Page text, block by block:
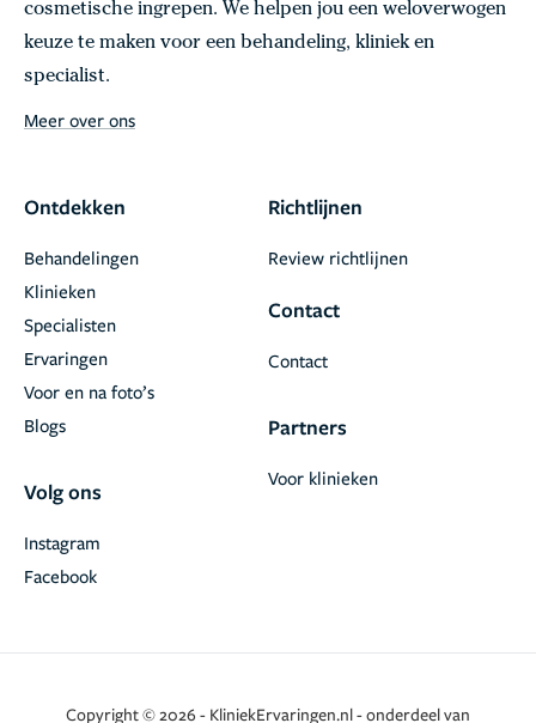
cosmetische ingrepen. We helpen jou een weloverwogen
keuze te maken voor een behandeling, kliniek en
specialist.
Meer over ons
Ontdekken
Behandelingen
Klinieken
Specialisten
Ervaringen
Voor en na foto’s
Blogs
Volg ons
Facebook
Instagram
Richtlijnen
Review richtlijnen
Contact
Contact
Partners
Voor klinieken
Copyright © 2026 - KliniekErvaringen.nl - onderdeel van